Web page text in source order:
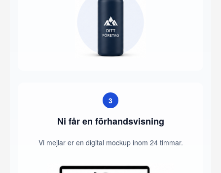
3
Ni får en förhandsvisning
Vi mejlar er en digital mockup inom 24 timmar.